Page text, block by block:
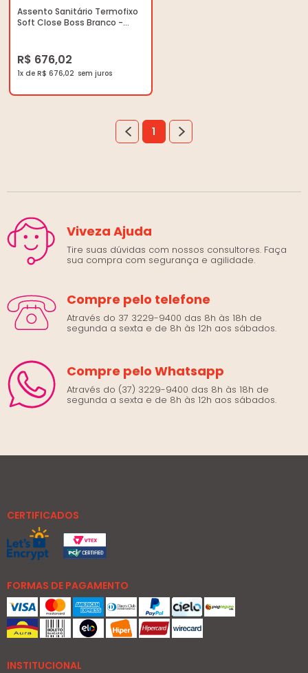
Assento Sanitário Termofixo
Soft Close Boss Branco -
R$ 676,02
1x de R$ 676,02
1
Viveza Ajuda
Tire suas dúvidas com nossos consultores. Faça
sua compra com segurança e agilidade.
Compre pelo telefone
Através do 37 3229-9400 das 8h às 18h de
segunda a sexta e de 8h às 12h aos sábados.
Compre pelo Whatsapp
Através do (37) 3229-9400 das 8h às 18h de
segunda a sexta e de 8h às 12h aos sábados.
CERTIFICADOS
FORMAS DE PAGAMENTO
INSTITUCIONAL